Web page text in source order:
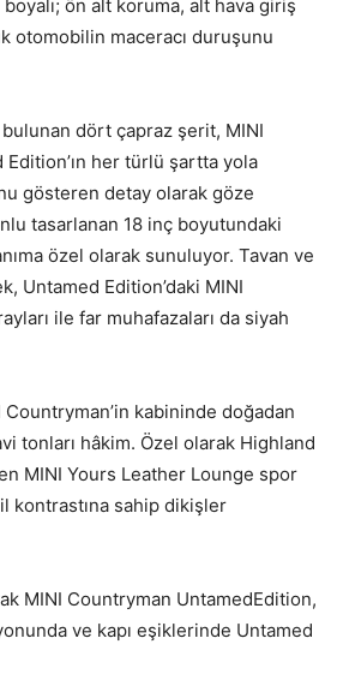
ön alt koruma, alt hava giriş
otomobilin maceracı duruşunu
bulunan dört çapraz şerit, MINI
her türlü şartta yola
gösteren detay olarak göze
tasarlanan 18 inç boyutundaki
özel olarak sunuluyor. Tavan ve
Untamed Edition’daki MINI
ile far muhafazaları da siyah
kabininde doğadan
tonları hâkim. Özel olarak Highland
MINI Yours Leather Lounge spor
kontrastına sahip dikişler
MINI Countryman UntamedEdition,
ve kapı eşiklerinde Untamed